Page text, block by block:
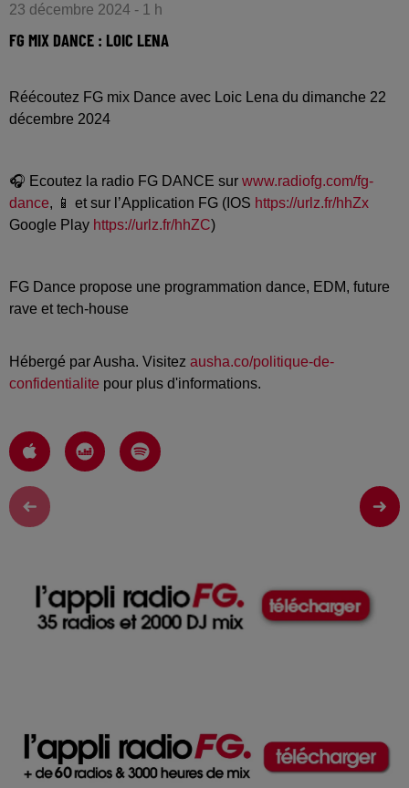
23 décembre 2024 - 1 h
FG MIX DANCE : LOIC LENA
Réécoutez FG mix Dance avec Loic Lena du dimanche 22
décembre 2024
🎧 Ecoutez la radio FG DANCE sur www.radiofg.com/fg-
dance, 📱 et sur l’Application FG (IOS https://urlz.fr/hhZx
Google Play https://urlz.fr/hhZC)
FG Dance propose une programmation dance, EDM, future
rave et tech-house
Hébergé par Ausha. Visitez ausha.co/politique-de-
confidentialite pour plus d'informations.